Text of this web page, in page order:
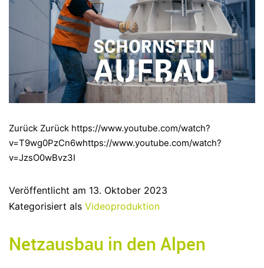
Zurück Zurück https://www.youtube.com/watch?
v=T9wg0PzCn6whttps://www.youtube.com/watch?
v=JzsO0wBvz3I
Veröffentlicht am 13. Oktober 2023
Kategorisiert als Videoproduktion
Netzausbau in den Alpen